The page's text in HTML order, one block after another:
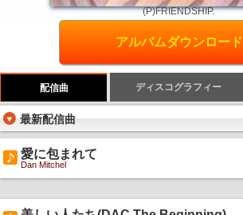
(P)FRIENDSHIP.
アルバムダウンロード
配信曲 ディスコグラフィー
最新配信曲
愛に包まれて
Dan Mitchel